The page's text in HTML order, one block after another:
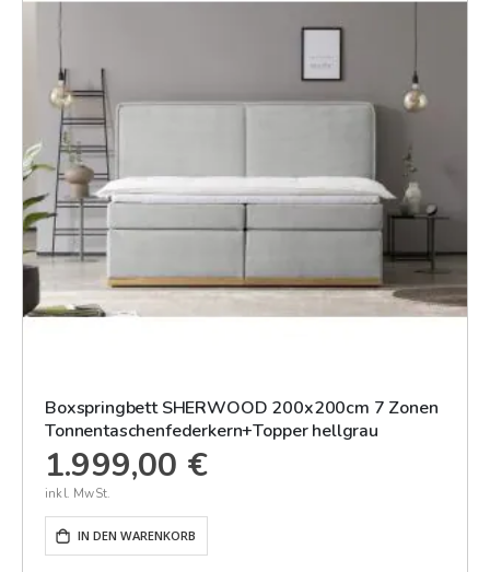
Boxspringbett SHERWOOD 200x200cm 7 Zonen
Tonnentaschenfederkern+Topper hellgrau
1.999,00 €
IN DEN WARENKORB